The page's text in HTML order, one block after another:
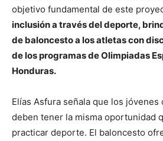
objetivo fundamental de este
inclusión a través del deporte,
de baloncesto a los atletas con
de los programas de Olimpiadas
Honduras.
Elías Asfura señala que los jóvenes
deben tener la misma oportunidad
practicar deporte. El baloncesto